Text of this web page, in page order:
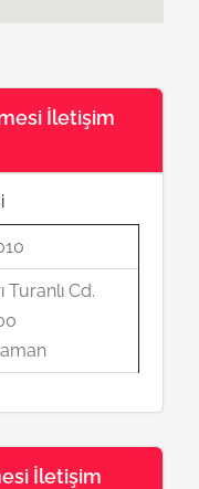
İletişim
Turanlı Cd.
İletişim